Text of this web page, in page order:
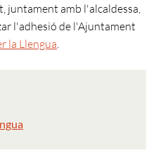
juntament amb l'alcaldessa,
l'adhesió de l'Ajuntament
la Llengua